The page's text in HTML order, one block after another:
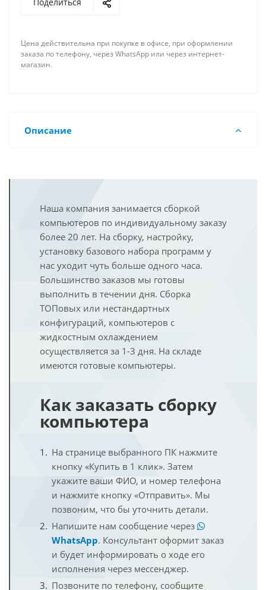
Цена действительна при покупке в офисе, при оформлении
заказа по телефону, через WhatsApp или через интернет-
магазин.
Описание
Наша компания занимается сборкой
компьютеров по индивидуальному заказу
более 20 лет. На сборку, настройку,
установку базового набора программ у
нас уходит чуть больше одного часа.
Большинство заказов мы готовы
выполнить в течении дня. Сборка
ТОПовых или нестандартных
конфигураций, компьютеров с
жидкостным охлаждением
осуществляется за 1-3 дня. На складе
имеются готовые компьютеры.
Как заказать сборку
компьютера
На странице выбранного ПК нажмите
кнопку «Купить в 1 клик». Затем
укажите ваши ФИО, и номер телефона
и нажмите кнопку «Отправить». Мы
позвоним, что бы уточнить детали.
Напишите нам сообщение через
WhatsApp. Консультант оформит заказ
и будет информировать о ходе его
исполнения через мессенджер.
Позвоните по телефону, сообщите